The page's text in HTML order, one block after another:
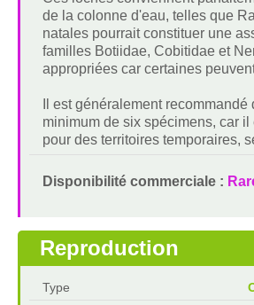
de la colonne d'eau, telles que
natales pourrait constituer une
familles Botiidae, Cobitidae et
appropriées car certaines
Il est généralement
minimum de six spécimens, car
pour des territoires temporaires,
Disponibilité commerciale :
Reproduction
Type